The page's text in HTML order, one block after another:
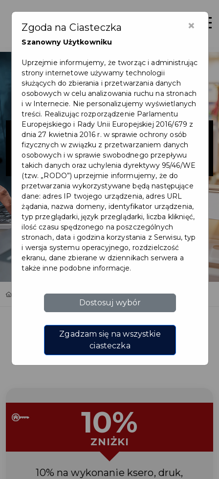
Zaloguj
Ksero wszystko
o papierze
Oferty Ksero wszystko o papierze
Regulamin i warunki
10%
ZNIŻKI
10% na wykonanie ksero, druk,
×
Zgoda na Ciasteczka
Szanowny Użytkowniku
Uprzejmie informujemy, że tworząc i administrując
strony internetowe używamy technologii
służących do zbierania i przetwarzania danych
osobowych w celu analizowania ruchu na stronach
i w Internecie. Nie personalizujemy wyświetlanych
treści. Realizując rozporządzenie Parlamentu
Europejskiego i Rady Unii Europejskiej 2016/679 z
dnia 27 kwietnia 2016 r. w sprawie ochrony osób
fizycznych w związku z przetwarzaniem danych
osobowych i w sprawie swobodnego przepływu
takich danych oraz uchylenia dyrektywy 95/46/WE
(tzw. „RODO”) uprzejmie informujemy, że do
przetwarzania wykorzystywane będą następujące
dane: adres IP twojego urządzenia, adres URL
żądania, nazwa domeny, identyfikator urządzenia,
typ przeglądarki, język przeglądarki, liczba kliknięć,
ilość czasu spędzonego na poszczególnych
stronach, data i godzina korzystania z Serwisu, typ
i wersja systemu operacyjnego, rozdzielczość
ekranu, dane zbierane w dziennikach serwera a
także inne podobne informacje.
Dostosuj wybór
Zgadzam się na wszystkie
ciasteczka